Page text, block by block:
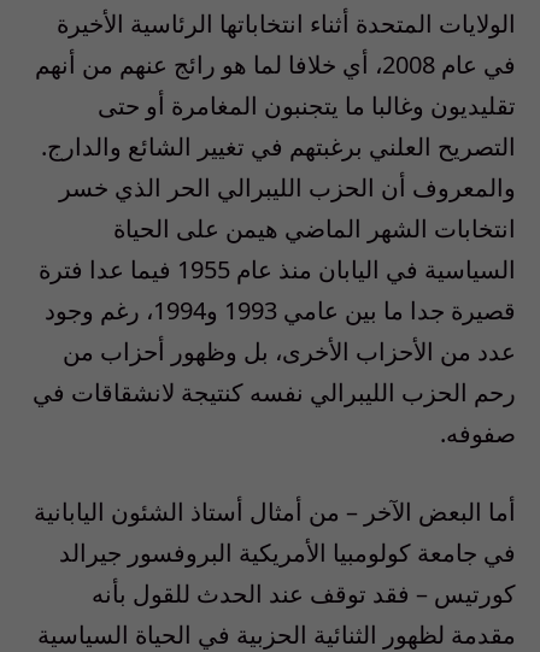
الولايات المتحدة أثناء انتخاباتها الرئاسية الأخيرة
في عام 2008، أي خلافا لما هو رائج عنهم من أنهم
تقليديون وغالبا ما يتجنبون المغامرة أو حتى
التصريح العلني برغبتهم في تغيير الشائع والدارج.
والمعروف أن الحزب الليبرالي الحر الذي خسر
انتخابات الشهر الماضي هيمن على الحياة
السياسية في اليابان منذ عام 1955 فيما عدا فترة
قصيرة جدا ما بين عامي 1993 و1994، رغم وجود
عدد من الأحزاب الأخرى، بل وظهور أحزاب من
رحم الحزب الليبرالي نفسه كنتيجة لانشقاقات في
صفوفه.
أما البعض الآخر – من أمثال أستاذ الشئون اليابانية
في جامعة كولومبيا الأمريكية البروفسور جيرالد
كورتيس – فقد توقف عند الحدث للقول بأنه
مقدمة لظهور الثنائية الحزبية في الحياة السياسية